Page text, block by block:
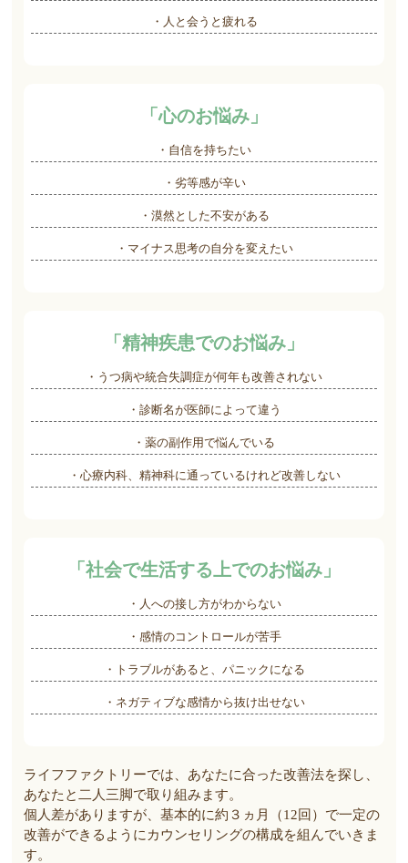
・人と会うと疲れる
「心のお悩み」
・自信を持ちたい
・劣等感が辛い
・漠然とした不安がある
・マイナス思考の自分を変えたい
「精神疾患でのお悩み」
・うつ病や統合失調症が何年も改善されない
・診断名が医師によって違う
・薬の副作用で悩んでいる
・心療内科、精神科に通っているけれど改善しない
「社会で生活する上でのお悩み」
・人への接し方がわからない
・感情のコントロールが苦手
・トラブルがあると、パニックになる
・ネガティブな感情から抜け出せない
ライフファクトリーでは、あなたに合った改善法を探し、
あなたと二人三脚で取り組みます。
個人差がありますが、基本的に約３ヵ月（12回）で一定の
改善ができるようにカウンセリングの構成を組んでいきま
す。